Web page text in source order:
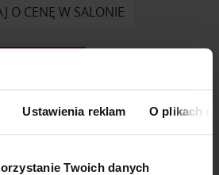
Ustawienia reklam O plikach
Twoich danych
O CENĘ W SALONIE